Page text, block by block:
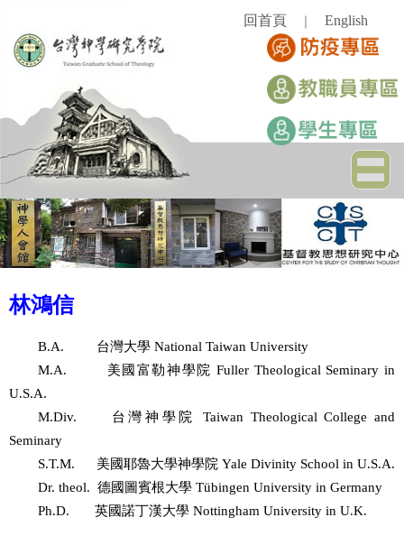
主
區
回首頁 English
林鴻信
B.A. 台灣大學 National Taiwan University
M.A. 美國富勒神學院 Fuller Theological Seminary in
U.S.A.
M.Div. 台灣神學院
Taiwan Theological College and
Seminary
S.T.M. 美國耶魯大學神學院 Yale Divinity School in U.S.A.
Dr. theol. 德國圖賓根大學 Tübingen University in Germany
Ph.D. 英國諾丁漢大學 Nottingham University in U.K.